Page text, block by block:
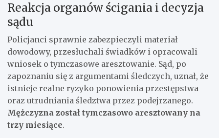
Reakcja organów ścigania i decyzja
sądu
Policjanci sprawnie zabezpieczyli materiał
dowodowy, przesłuchali świadków i opracowali
wniosek o tymczasowe aresztowanie. Sąd, po
zapoznaniu się z argumentami śledczych, uznał, że
istnieje realne ryzyko ponowienia przestępstwa
oraz utrudniania śledztwa przez podejrzanego.
Mężczyzna został tymczasowo aresztowany na
trzy miesiące.